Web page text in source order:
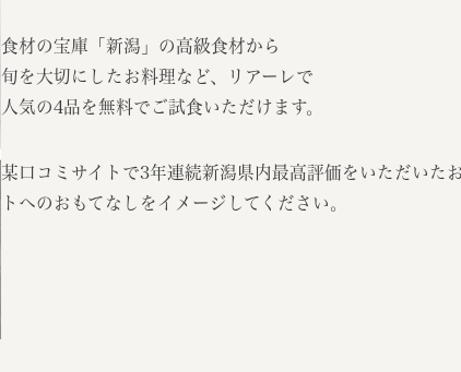
食材の宝庫「新潟」の高級食材から
旬を大切にしたお料理など、リアーレで
人気の4品を無料でご試食いただけます。
某口コミサイトで3年連続新潟県内最高評価をいただいた
トへのおもてなしをイメージしてください。